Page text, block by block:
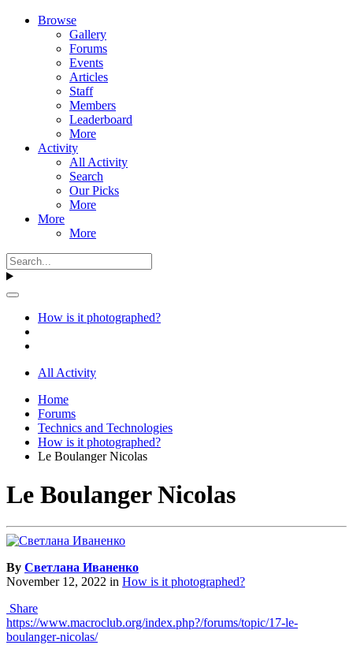
Browse
Gallery
Forums
Events
Articles
Staff
Members
Leaderboard
More
Activity
All Activity
Search
Our Picks
More
More
More
How is it photographed?
All Activity
Home
Forums
Technics and Technologies
How is it photographed?
Le Boulanger Nicolas
Le Boulanger Nicolas
By Светлана Иваненко
November 12, 2022 in How is it photographed?
Share
https://www.macroclub.org/index.php?/forums/topic/17-le-
boulanger-nicolas/